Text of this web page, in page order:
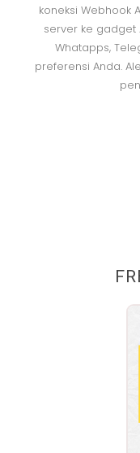
koneksi Webhook
server ke gadget
Whatapps,
preferensi Anda.